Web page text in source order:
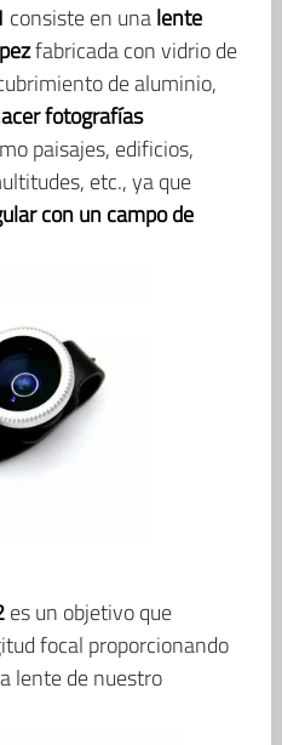
consiste en unalente
fabricada con vidrio de
de aluminio,
fotografías
paisajes, edificios,
etc., ya que
con un campo de
es un objetivo que
focal proporcionando
lente de nuestro